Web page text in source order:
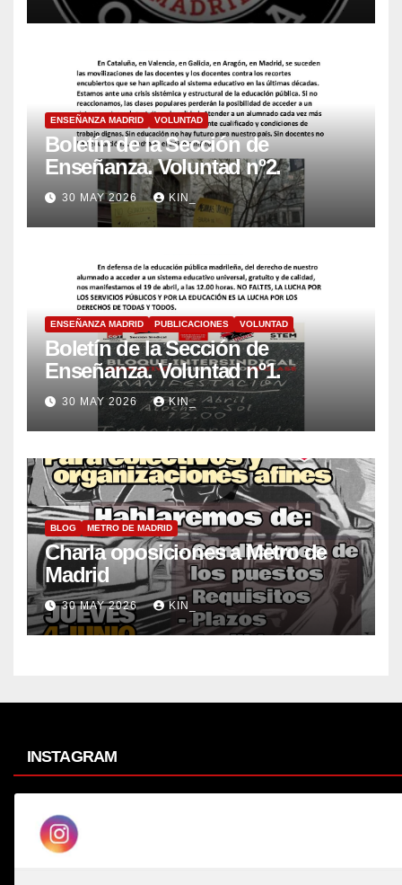
ENSEÑANZA MADRID VOLUNTAD
Boletín de la Sección de
Enseñanza. Voluntad nº2.
30 MAY 2026 KIN_
ENSEÑANZA MADRID PUBLICACIONES VOLUNTAD
Boletín de la Sección de
Enseñanza. Voluntad nº1.
30 MAY 2026 KIN_
BLOG METRO DE MADRID
Charla oposiciones a Metro de
Madrid
30 MAY 2026 KIN_
INSTAGRAM